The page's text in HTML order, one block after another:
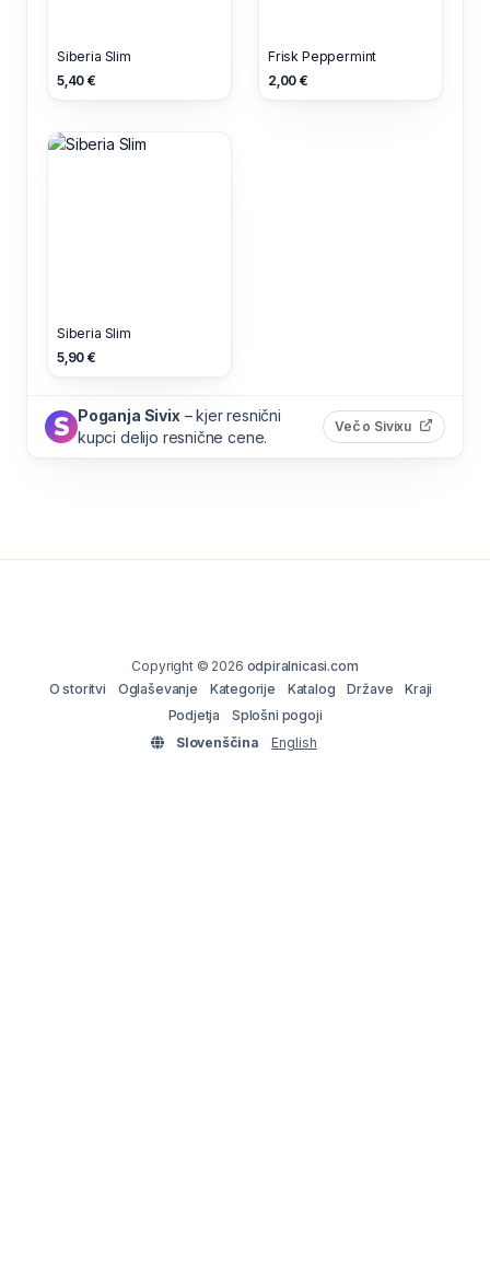
Siberia Slim
5,40 €
Frisk Peppermint
2,00 €
Siberia Slim
5,90 €
Poganja Sivix – kjer resnični
kupci delijo resnične cene.
Več o Sivixu (odpre
Copyright © 2026 odpiralnicasi.com
O storitvi
Oglaševanje Kategorije Katalog Države
Kraji
Podjetja
Splošni pogoji
Slovenščina
English